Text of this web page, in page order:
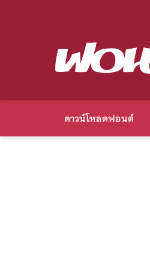
ดาวน์โหลดฟอนต์